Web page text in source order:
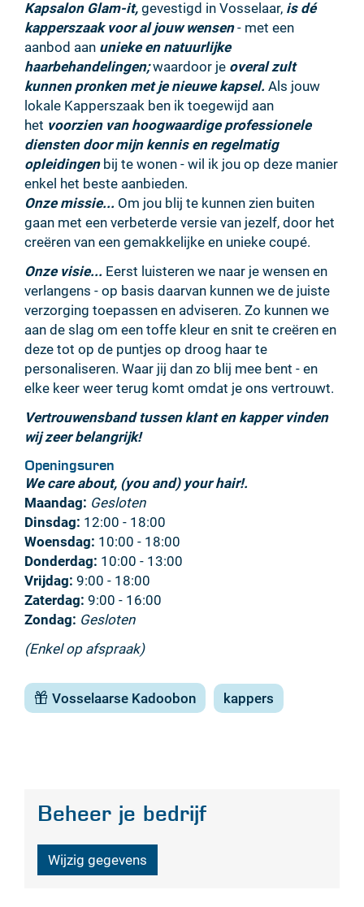
Kapsalon Glam-it, gevestigd in Vosselaar, is dé
kapperszaak voor al jouw wensen- met een
aanbod aan unieke en natuurlijke
haarbehandelingen;waardoor je overal zult
kunnen pronken met je nieuwe kapsel. Als jouw
lokale Kapperszaak ben ik toegewijd aan
het voorzien van hoogwaardige professionele
diensten door mijn kennis en regelmatig
opleidingenbij te wonen - wil ik jou op deze manier
enkel het beste aanbieden.
Onze missie... Om jou blij te kunnen zien buiten
gaan met een verbeterde versie van jezelf, door het
creëren van een gemakkelijke en unieke coupé.
Onze visie... Eerst luisteren we naar je wensen en
verlangens - op basis daarvan kunnen we de juiste
verzorging toepassen en adviseren. Zo kunnen we
aan de slag om een toffe kleur en snit te creëren en
deze tot op de puntjes op droog haar te
personaliseren. Waar jij dan zo blij mee bent - en
elke keer weer terug komt omdat je ons vertrouwt.
Vertrouwensband tussen klant en kapper vinden
wij zeer belangrijk!
Openingsuren
We care about, (you and) your hair!.
Maandag: Gesloten
Dinsdag: 12:00 - 18:00
Woensdag: 10:00 - 18:00
Donderdag: 10:00 - 13:00
Vrijdag: 9:00 - 18:00
Zaterdag: 9:00 - 16:00
Zondag: Gesloten
(Enkel op afspraak)
Vosselaarse Kadoobon kappers
Beheer je bedrijf
Wijzig gegevens